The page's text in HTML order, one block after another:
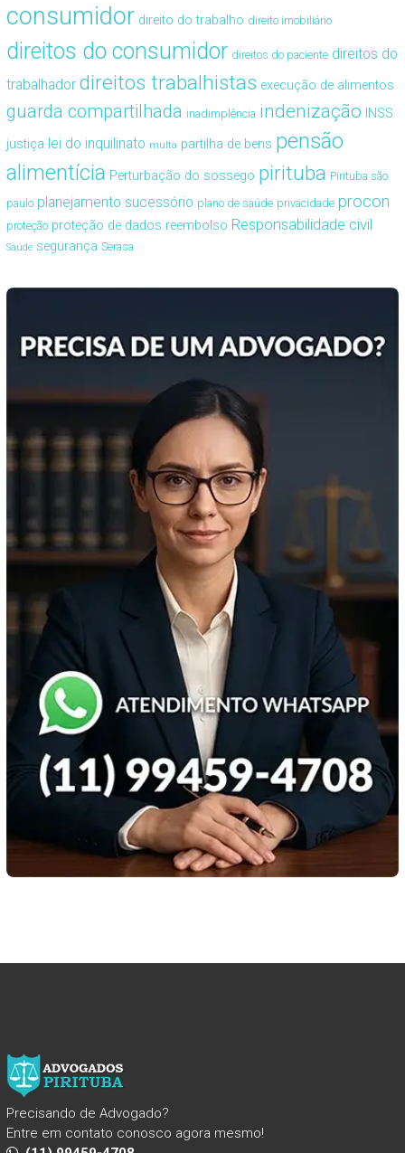
consumidor direito do trabalho direito imobiliário
direitos do consumidor direitos do paciente direitos do
trabalhador direitos trabalhistas execução de alimentos
guarda compartilhada inadimplência indenização INSS
justiça lei do inquilinato multa partilha de bens pensão
alimentícia Perturbação do sossego pirituba Pirituba são
paulo planejamento sucessório plano de saúde privacidade procon
proteção proteção de dados reembolso Responsabilidade civil
Saúde segurança Serasa
Precisando de Advogado?
Entre em contato conosco agora mesmo!